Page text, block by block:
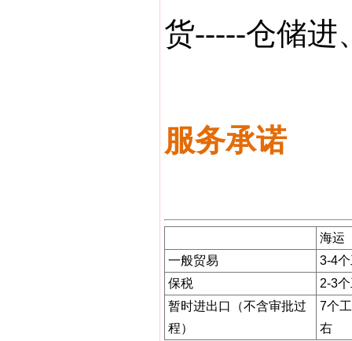
货-----仓储进
服务承诺
海运
一般贸易
3-4
保税
2-3
暂时进出口（不含审批过
程）
7个
右